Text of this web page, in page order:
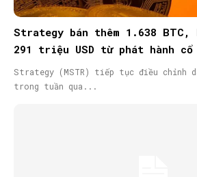
Strategy bán thêm 1.638 BTC,
291 triệu USD từ phát hành cổ
Strategy (MSTR) tiếp tục điều chỉnh
trong tuần qua...